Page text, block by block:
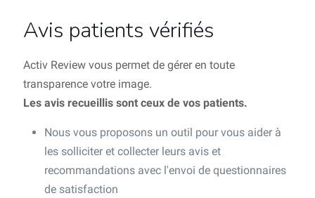
Avis patients vérifiés
Activ Review vous permet de gérer en toute
transparence votre image.
Les avis recueillis sont ceux de vos patients.
Nous vous proposons un outil pour vous aider à
les solliciter et collecter leurs avis et
recommandations avec l'envoi de questionnaires
de satisfaction